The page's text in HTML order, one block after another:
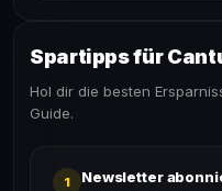
Spartipps für
Hol dir die besten
Guide.
1 Newsletter